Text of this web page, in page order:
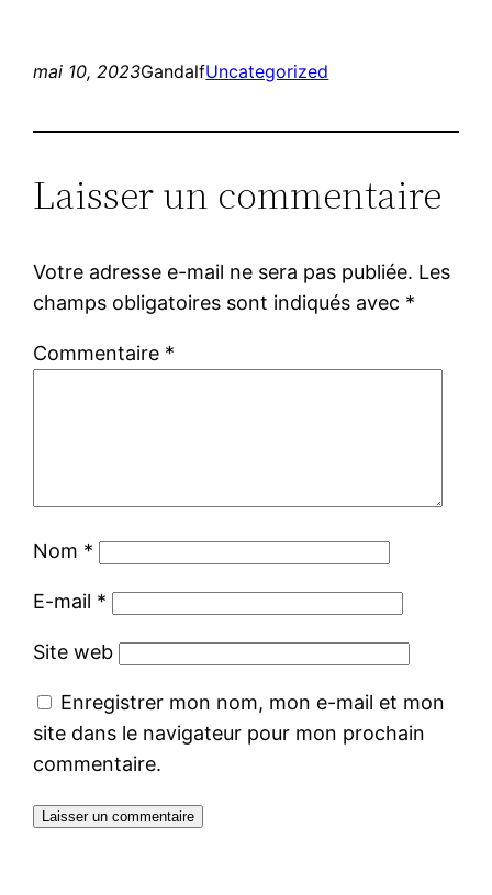
mai 10, 2023GandalfUncategorized
Laisser un commentaire
Votre adresse e-mail ne sera pas publiée. Les
champs obligatoires sont indiqués avec *
Commentaire *
Nom *
E-mail *
Site web
Enregistrer mon nom, mon e-mail et mon
site dans le navigateur pour mon prochain
commentaire.